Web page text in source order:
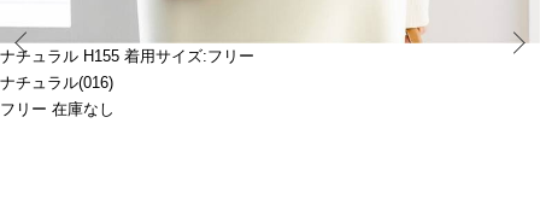
ナチュラル H155 着用サイズ:フリー
ナチュラル(016)
フリー 在庫なし
Prev